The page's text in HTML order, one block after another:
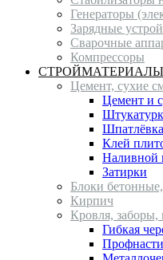
Генераторы
Зарядные
Сварочные
Компрессоры
СТРОЙМАТЕРИАЛЫ
Цемент, сухие
Цемент и
Шпатлёвка
Клей
Наливной
Затирки
Блоки
Кирпич
Кровля, заборы,
Гибкая